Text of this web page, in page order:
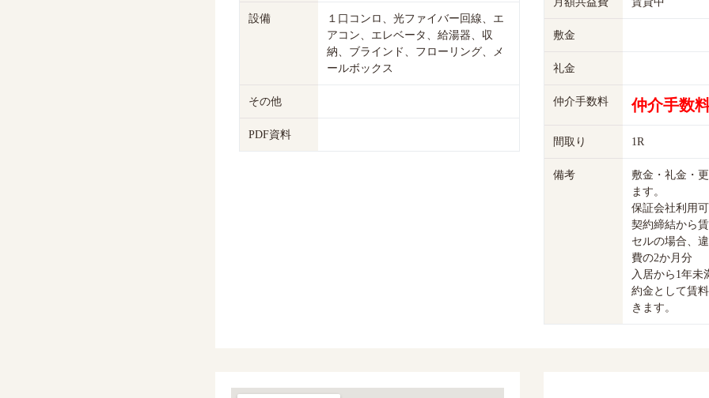
設備
１口コンロ、光ファイバー回線、エ
アコン、エレベータ、給湯器、収
納、ブラインド、フローリング、メ
ールボックス
その他
PDF資料
敷金
礼金
仲介手数料 仲介手数
間取り 1R
備考
敷金・礼金・
ます。
保証会社利用
契約締結から
セルの場合、
費の2か月分
入居から1年未
約金として賃
きます。